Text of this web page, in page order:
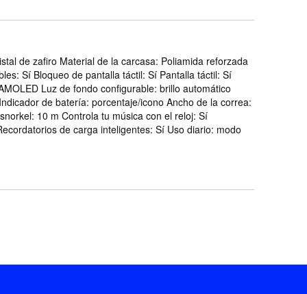
de zafiro Material de la carcasa: Poliamida reforzada
Sí Bloqueo de pantalla táctil: Sí Pantalla táctil: Sí
Luz de fondo configurable: brillo automático
de batería: porcentaje/icono Ancho de la correa:
10 m Controla tu música con el reloj: Sí
de carga inteligentes: Sí Uso diario: modo